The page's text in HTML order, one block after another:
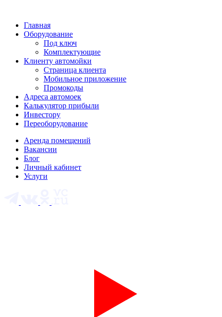
Главная
Оборудование
Под ключ
Комплектующие
Клиенту автомойки
Страница клиента
Мобильное приложение
Промокоды
Адреса автомоек
Калькулятор прибыли
Инвестору
Переоборудование
Аренда помещений
Вакансии
Блог
Личный кабинет
Услуги